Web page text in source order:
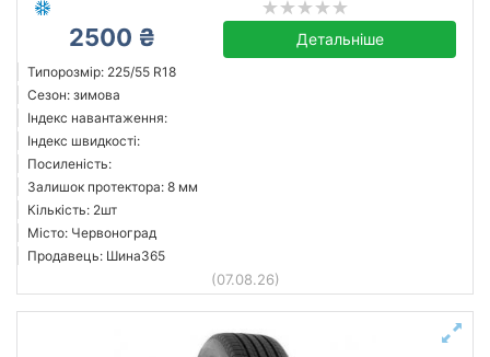
2500 ₴ Детальніше
Типорозмір: 225/55 R18
Сезон: зимова
Індекс навантаження:
Індекс швидкості:
Посиленість:
Залишок протектора: 8 мм
Кількість: 2шт
Місто: Червоноград
Продавець: Шина365
(07.08.26)